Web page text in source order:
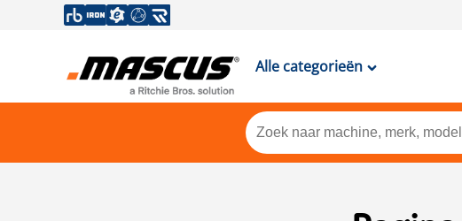
Alle categorieën